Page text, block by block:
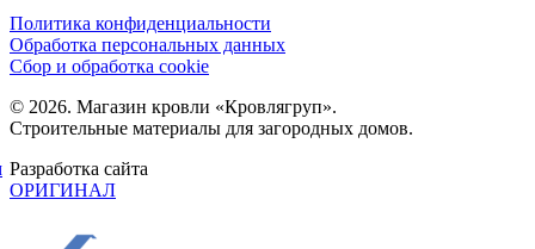
Политика конфиденциальности
Обработка персональных данных
Сбор и обработка cookie
© 2026. Магазин кровли «Кровлягруп».
Строительные материалы для загородных домов.
Разработка сайта
ОРИГИНАЛ